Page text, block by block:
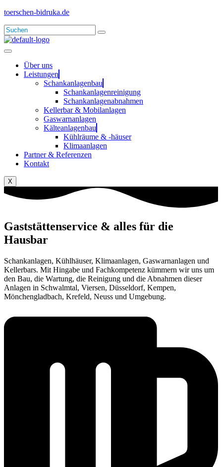
toerschen-bidruka.de
Über uns
Leistungen
Schankanlagenbau
Schankanlagenreinigung
Schankanlagenabnahmen
Kellerbar & Mobilanlagen
Gaswarnanlagen
Kälteanlagenbau
Kühlräume & -häuser
Klimaanlagen
Partner & Referenzen
Kontakt
X
Gaststättenservice & alles für die
Hausbar
Schankanlagen, Kühlhäuser, Klimaanlagen, Gaswarnanlagen und
Kellerbars. Mit Hingabe und Fachkompetenz kümmern wir uns um
den Bau, die Wartung, die Reinigung und die Abnahmen dieser
Anlagen in Schwalmtal, Viersen, Düsseldorf, Kempen,
Mönchengladbach, Krefeld, Neuss und Umgebung.